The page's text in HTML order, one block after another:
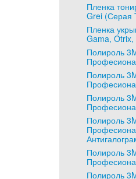
Пленка
Grei (Серая
Пленка
Gama,
Полироль
Полироль
Полироль
Полироль
Полироль
Полироль